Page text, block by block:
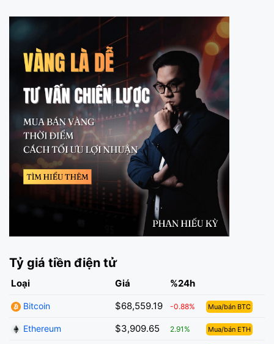
Tỷ giá tiền điện tử
Loại Giá %24h
Bitcoin $68,559.19 -0.88% Mua/bán BTC
Ethereum $3,909.65 2.91% Mua/bán ETH